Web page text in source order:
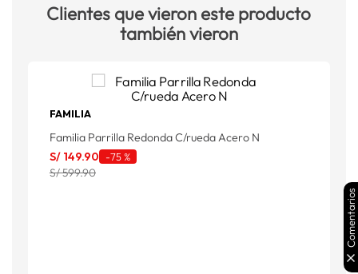
Clientes que vieron este producto
también vieron
FAMILIA
Familia Parrilla Redonda C/rueda Acero N
S/ 149.90 -75 %
S/ 599.90
Comentarios